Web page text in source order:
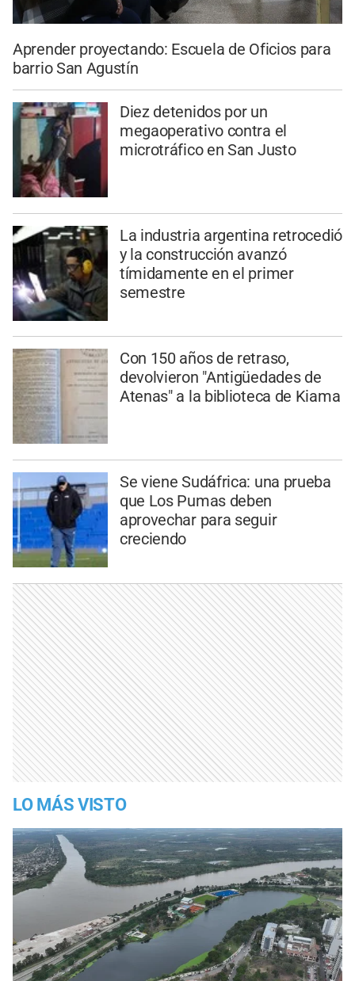
Aprender proyectando: Escuela de Oficios para
barrio San Agustín
Diez detenidos por un
megaoperativo contra el
microtráfico en San Justo
La industria argentina retrocedió
y la construcción avanzó
tímidamente en el primer
semestre
Con 150 años de retraso,
devolvieron "Antigüedades de
Atenas" a la biblioteca de Kiama
Se viene Sudáfrica: una prueba
que Los Pumas deben
aprovechar para seguir
creciendo
LO MÁS VISTO